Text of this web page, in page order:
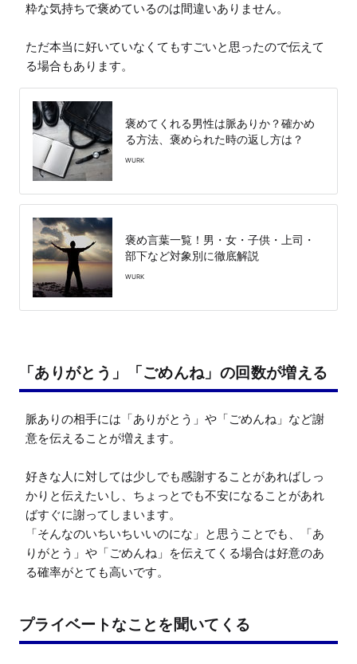
粋な気持ちで褒めているのは間違いありません。
ただ本当に好いていなくてもすごいと思ったので伝えて
る場合もあります。
褒めてくれる男性は脈ありか？確かめ
る方法、褒められた時の返し方は？
WURK
褒め言葉一覧！男・女・子供・上司・
部下など対象別に徹底解説
WURK
「ありがとう」「ごめんね」の回数が増える
脈ありの相手には「ありがとう」や「ごめんね」など謝
意を伝えることが増えます。
好きな人に対しては少しでも感謝することがあればしっ
かりと伝えたいし、ちょっとでも不安になることがあれ
ばすぐに謝ってしまいます。
「そんなのいちいちいいのにな」と思うことでも、「あ
りがとう」や「ごめんね」を伝えてくる場合は好意のあ
る確率がとても高いです。
プライベートなことを聞いてくる